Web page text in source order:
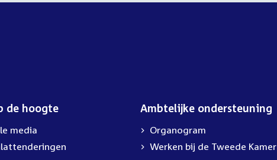
de hoogte
media
Ambtelijke ondersteuning
Organogram
External
Werken bij de Tweede Kamer